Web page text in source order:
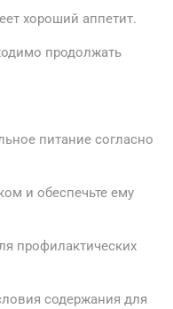
хороший аппетит.
продолжать
питание согласно
и обеспечьте ему
профилактических
содержания для